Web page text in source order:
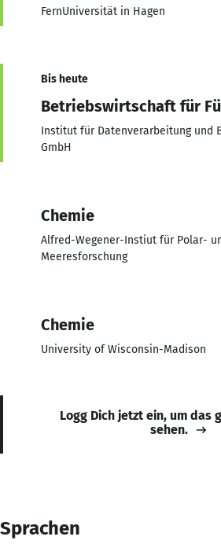
FernUniversität in Hagen
Bis heute
Betriebswirtschaft für
Institut für Datenverarbeitung und
GmbH
Chemie
Alfred-Wegener-Instiut für Polar-
Meeresforschung
Chemie
University of Wisconsin-Madison
Logg Dich jetzt ein, um das
sehen.
Sprachen